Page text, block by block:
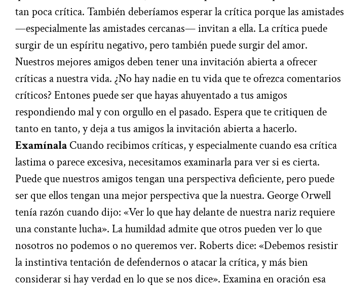
tan poca crítica. También deberíamos esperar la crítica porque las amistades
—especialmente las amistades cercanas— invitan a ella. La crítica puede
surgir de un espíritu negativo, pero también puede surgir del amor.
Nuestros mejores amigos deben tener una invitación abierta a ofrecer
críticas a nuestra vida. ¿No hay nadie en tu vida que te ofrezca comentarios
críticos? Entones puede ser que hayas ahuyentado a tus amigos
respondiendo mal y con orgullo en el pasado. Espera que te critiquen de
tanto en tanto, y deja a tus amigos la invitación abierta a hacerlo.
Examínala Cuando recibimos críticas, y especialmente cuando esa crítica
lastima o parece excesiva, necesitamos examinarla para ver si es cierta.
Puede que nuestros amigos tengan una perspectiva deficiente, pero puede
ser que ellos tengan una mejor perspectiva que la nuestra. George Orwell
tenía razón cuando dijo: «Ver lo que hay delante de nuestra nariz requiere
una constante lucha». La humildad admite que otros pueden ver lo que
nosotros no podemos o no queremos ver. Roberts dice: «Debemos resistir
la instintiva tentación de defendernos o atacar la crítica, y más bien
considerar si hay verdad en lo que se nos dice». Examina en oración esa